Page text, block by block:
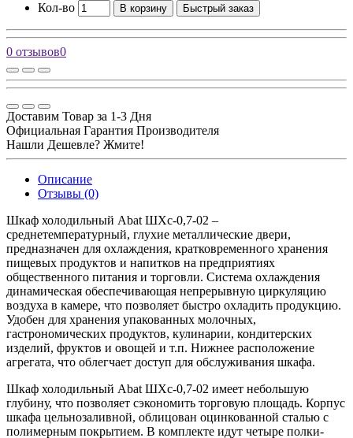
Кол-во В корзину Быстрый заказ
0 отзывов0
Доставим Товар за 1-3 Дня
Официальная Гарантия Производителя
Нашли Дешевле? Жмите!
Описание
Отзывы (0)
Шкаф холодильный Abat ШХс-0,7-02 –
среднетемпературный, глухие металлические двери,
предназначен для охлаждения, кратковременного хранения
пищевых продуктов и напитков на предприятиях
общественного питания и торговли. Система охлаждения
динамическая обеспечивающая непрерывную циркуляцию
воздуха в камере, что позволяет быстро охладить продукцию.
Удобен для хранения упакованных молочных,
гастрономических продуктов, кулинарии, кондитерских
изделий, фруктов и овощей и т.п. Нижнее расположение
агрегата, что облегчает доступ для обслуживания шкафа.
Шкаф холодильный Abat ШХс-0,7-02 имеет небольшую
глубину, что позволяет сэкономить торговую площадь. Корпус
шкафа цельнозаливной, облицован оцинкованной сталью с
полимерным покрытием. В комплекте идут четыре полки-